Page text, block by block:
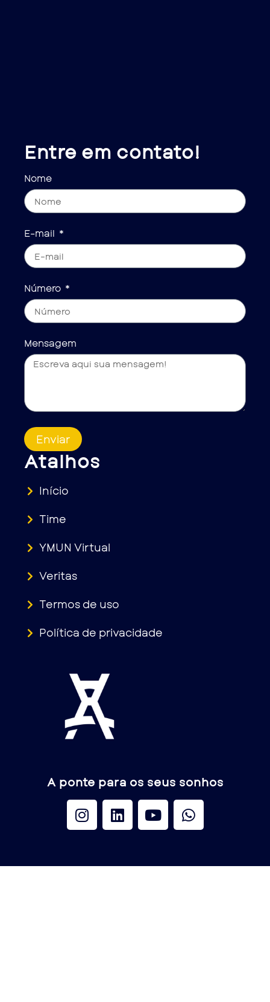
A ponte para os seus sonhos
Atalhos
Início
Time
YMUN Virtual
Veritas
Termos de uso
Política de privacidade
Entre em contato!
Nome
E-mail
Número
Mensagem
Enviar